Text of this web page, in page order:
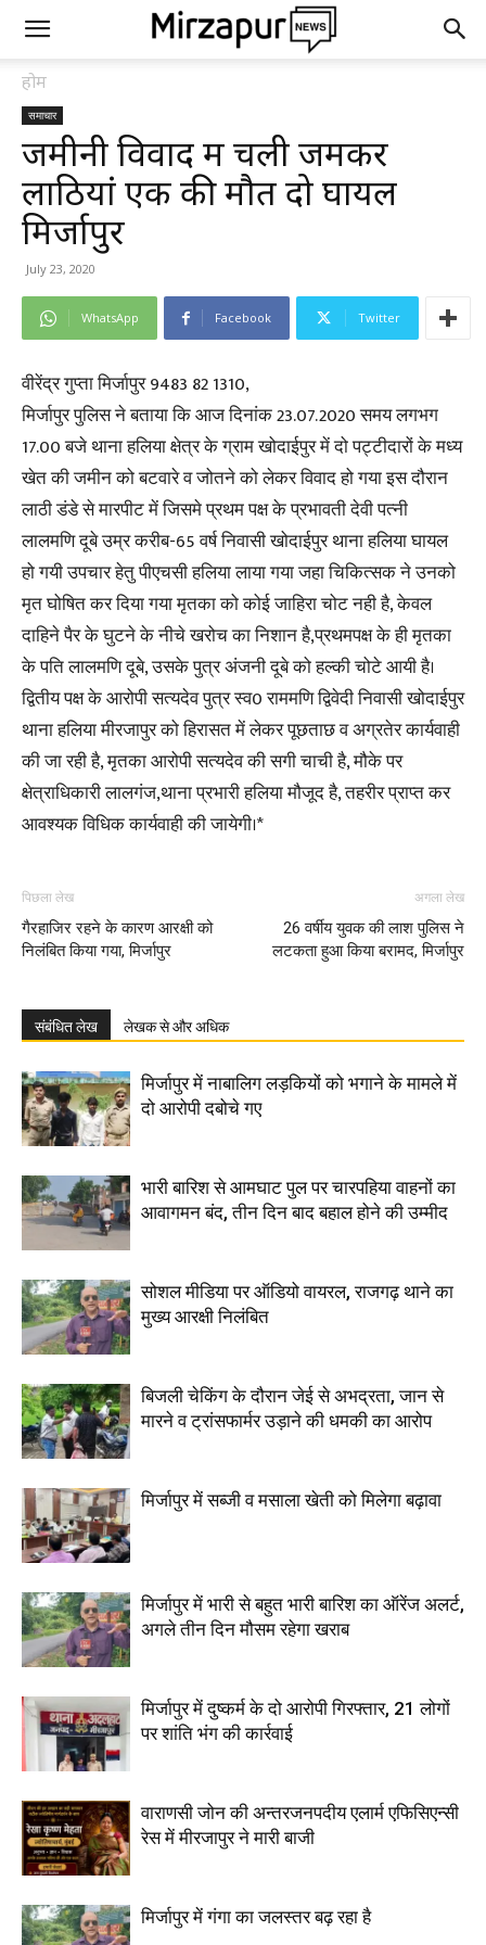
होम
समाचार
जमीनी विवाद में चली जमकर
लाठियां एक की मौत दो घायल
मिर्जापुर
July 23, 2020
WhatsApp Facebook Twitter
वीरेंद्र गुप्ता मिर्जापुर 9483 82 1310,
मिर्जापुर पुलिस ने बताया कि आज दिनांक 23.07.2020 समय लगभग
17.00 बजे थाना हलिया क्षेत्र के ग्राम खोदाईपुर में दो पट्टीदारों के मध्य
खेत की जमीन को बटवारे व जोतने को लेकर विवाद हो गया इस दौरान
लाठी डंडे से मारपीट में जिसमे प्रथम पक्ष के प्रभावती देवी पत्नी
लालमणि दूबे उम्र करीब-65 वर्ष निवासी खोदाईपुर थाना हलिया घायल
हो गयी उपचार हेतु पीएचसी हलिया लाया गया जहा चिकित्सक ने उनको
मृत घोषित कर दिया गया मृतका को कोई जाहिरा चोट नही है, केवल
दाहिने पैर के घुटने के नीचे खरोच का निशान है,प्रथमपक्ष के ही मृतका
के पति लालमणि दूबे, उसके पुत्र अंजनी दूबे को हल्की चोटे आयी है।
द्वितीय पक्ष के आरोपी सत्यदेव पुत्र स्व0 राममणि द्विवेदी निवासी खोदाईपुर
थाना हलिया मीरजापुर को हिरासत में लेकर पूछताछ व अग्रतेर कार्यवाही
की जा रही है, मृतका आरोपी सत्यदेव की सगी चाची है, मौके पर
क्षेत्राधिकारी लालगंज,थाना प्रभारी हलिया मौजूद है, तहरीर प्राप्त कर
आवश्यक विधिक कार्यवाही की जायेगी।*
पिछला लेख
गैरहाजिर रहने के कारण आरक्षी को
निलंबित किया गया, मिर्जापुर
अगला लेख
26 वर्षीय युवक की लाश पुलिस ने
लटकता हुआ किया बरामद, मिर्जापुर
संबंधित लेख लेखक से और अधिक
मिर्जापुर में नाबालिग लड़कियों को भगाने के मामले में
दो आरोपी दबोचे गए
भारी बारिश से आमघाट पुल पर चारपहिया वाहनों का
आवागमन बंद, तीन दिन बाद बहाल होने की उम्मीद
सोशल मीडिया पर ऑडियो वायरल, राजगढ़ थाने का
मुख्य आरक्षी निलंबित
बिजली चेकिंग के दौरान जेई से अभद्रता, जान से
मारने व ट्रांसफार्मर उड़ाने की धमकी का आरोप
मिर्जापुर में सब्जी व मसाला खेती को मिलेगा बढ़ावा
मिर्जापुर में भारी से बहुत भारी बारिश का ऑरेंज अलर्ट,
अगले तीन दिन मौसम रहेगा खराब
मिर्जापुर में दुष्कर्म के दो आरोपी गिरफ्तार, 21 लोगों
पर शांति भंग की कार्रवाई
वाराणसी जोन की अन्तरजनपदीय एलार्म एफिसिएन्सी
रेस में मीरजापुर ने मारी बाजी
मिर्जापुर में गंगा का जलस्तर बढ़ रहा है